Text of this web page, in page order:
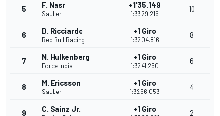
5 F. Nasr
Sauber
+1'35.149
1:33'29.216
10
6 D. Ricciardo
Red Bull Racing
+1 Giro
1:32'04.816
8
7 N. Hulkenberg
Force India
+1 Giro
1:32'41.250
6
8 M. Ericsson
Sauber
+1 Giro
1:32'56.053
4
9 C. Sainz Jr. +1 Giro 2